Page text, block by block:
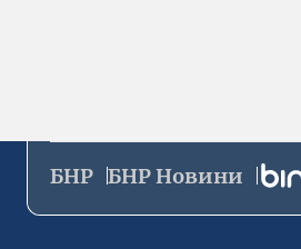
БНР БНР Новини